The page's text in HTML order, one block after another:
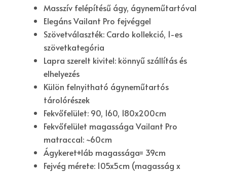
Masszív felépítésű ágy, ágyneműtartóval
Elegáns Vailant Pro fejvéggel
Szövetválaszték: Cardo kollekció, 1-es
szövetkategória
Lapra szerelt kivitel: könnyű szállítás és
elhelyezés
Külön felnyitható ágyneműtartós
tárolórészek
Fekvőfelület: 90, 160, 180x200cm
Fekvőfelület magassága Vailant Pro
matraccal: ~60cm
Ágykeret+láb magassága= 39cm
Fejvég mérete: 105x5cm (magasság x